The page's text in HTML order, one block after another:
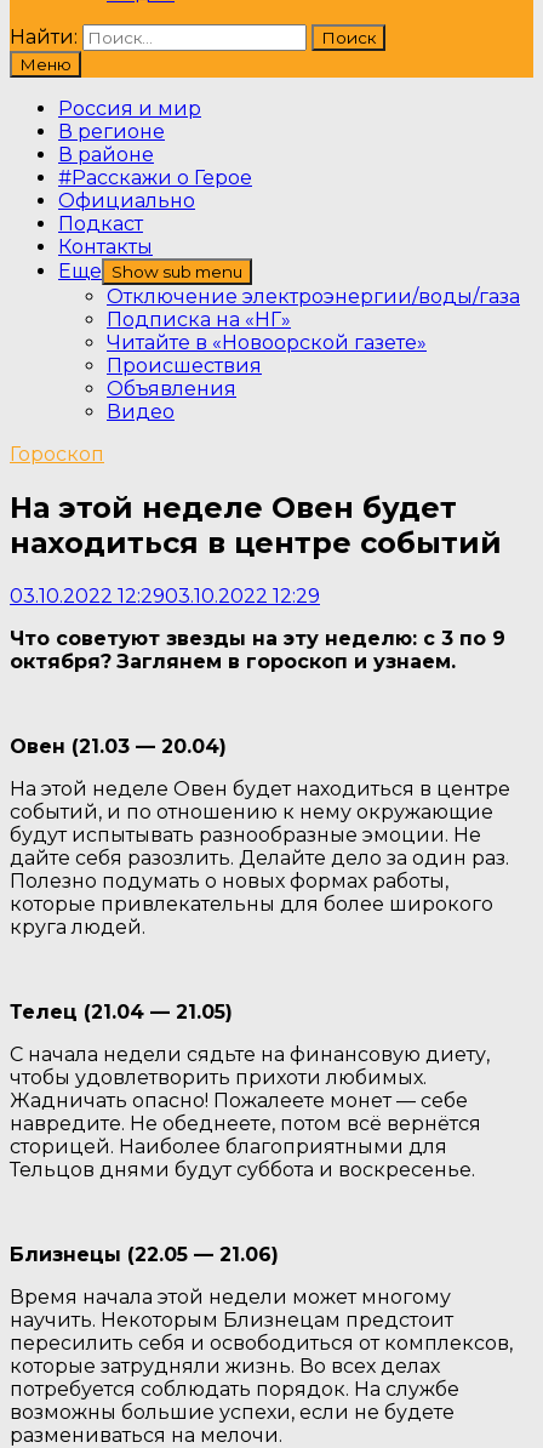
Найти:
Меню
Россия и мир
В регионе
В районе
#Расскажи о Герое
Официально
Подкаст
Контакты
Еще
Show sub menu
Отключение электроэнергии/воды/газа
Подписка на «НГ»
Читайте в «Новоорской газете»
Происшествия
Объявления
Видео
Гороскоп
На этой неделе Овен будет
находиться в центре событий
03.10.2022 12:2903.10.2022 12:29
Что советуют звезды на эту неделю: с 3 по 9
октября? Заглянем в гороскоп и узнаем.
Овен (21.03 — 20.04)
На этой неделе Овен будет находиться в центре
событий, и по отношению к нему окружающие
будут испытывать разнообразные эмоции. Не
дайте себя разозлить. Делайте дело за один раз.
Полезно подумать о новых формах работы,
которые привлекательны для более широкого
круга людей.
Телец (21.04 — 21.05)
С начала недели сядьте на финансовую диету,
чтобы удовлетворить прихоти любимых.
Жадничать опасно! Пожалеете монет — себе
навредите. Не обеднеете, потом всё вернётся
сторицей. Наиболее благоприятными для
Тельцов днями будут суббота и воскресенье.
Близнецы (22.05 — 21.06)
Время начала этой недели может многому
научить. Некоторым Близнецам предстоит
пересилить себя и освободиться от комплексов,
которые затрудняли жизнь. Во всех делах
потребуется соблюдать порядок. На службе
возможны большие успехи, если не будете
размениваться на мелочи.